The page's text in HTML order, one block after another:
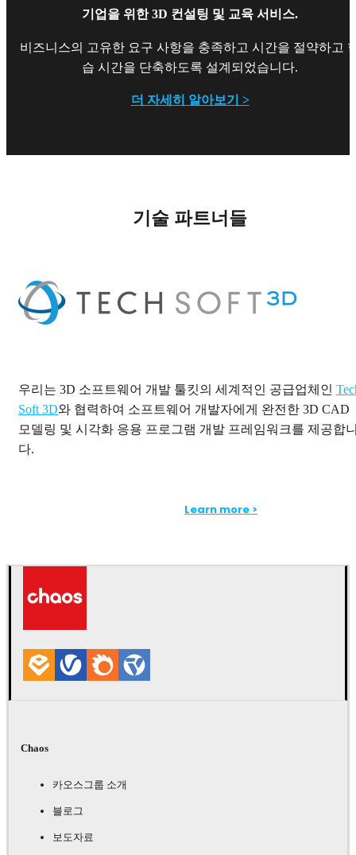
기업을 위한 3D 컨설팅 및 교육 서비스.
비즈니스의 고유한 요구 사항을 충족하고 시간을 절약하고
습 시간을 단축하도록 설계되었습니다.
더 자세히 알아보기 >
기술 파트너들
우리는 3D 소프트웨어 개발 툴킷의 세계적인 공급업체인
Soft 3D와 협력하여 소프트웨어 개발자에게 완전한 3D CAD
모델링 및 시각화 응용 프로그램 개발 프레임워크를 제공합
다.
Learn more >
Chaos
카오스그룹 소개
블로그
보도자료